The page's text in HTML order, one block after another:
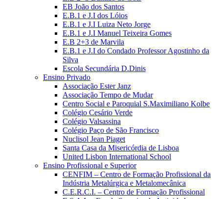
EB João dos Santos
E.B.1 e J.I dos Lóios
E.B.1 e J.I Luiza Neto Jorge
E.B.1 e J.I Manuel Teixeira Gomes
E.B 2+3 de Marvila
E.B.1 e J.I do Condado Professor Agostinho da
Silva
Escola Secundária D.Dinis
Ensino Privado
Associação Ester Janz
Associação Tempo de Mudar
Centro Social e Paroquial S.Maximiliano Kolbe
Colégio Cesário Verde
Colégio Valsassina
Colégio Paço de São Francisco
Nuclisol Jean Piaget
Santa Casa da Misericórdia de Lisboa
United Lisbon International School
Ensino Profissional e Superior
CENFIM – Centro de Formação Profissional da
Indústria Metalúrgica e Metalomecânica
C.E.R.C.I. – Centro de Formação Profissional